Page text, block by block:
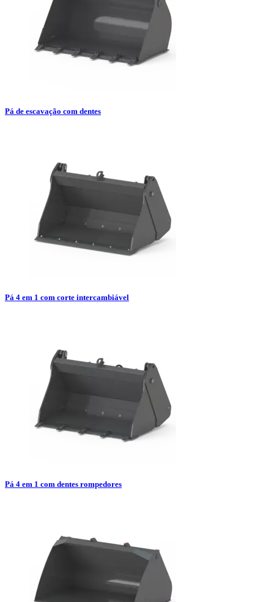
Pá de escavação com dentes
Pá 4 em 1 com corte intercambiável
Pá 4 em 1 com dentes rompedores